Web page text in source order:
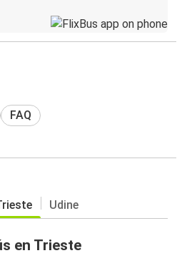
FAQ
Udine
en Trieste